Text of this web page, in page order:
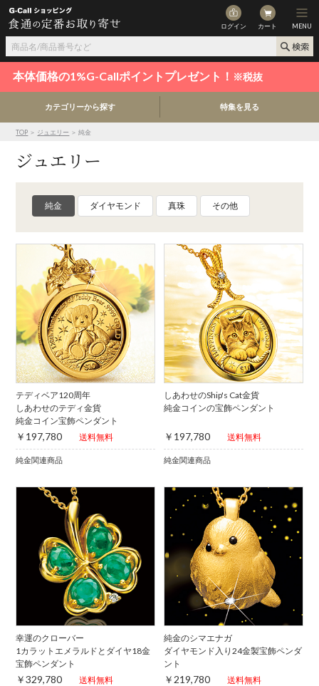
ログイン カート MENU
本体価格の1%G-Callポイントプレゼント！ ※税抜
カテゴリーから探す 特集を見る
TOP ＞ ジュエリー ＞ 純金
ジュエリー
純金 ダイヤモンド 真珠 その他
テディベア120周年
しあわせのテディ金貨
純金コイン宝飾ペンダント
￥197,780 送料無料
純金関連商品
しあわせのShip's Cat金貨
純金コインの宝飾ペンダント
￥197,780 送料無料
純金関連商品
幸運のクローバー
1カラットエメラルドとダイヤ18金
宝飾ペンダント
￥329,780 送料無料
純金のシマエナガ
ダイヤモンド入り24金製宝飾ペンダ
ント
￥219,780 送料無料